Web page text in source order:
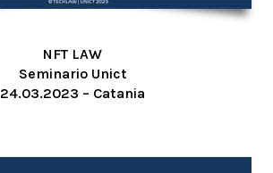
NFT LAW
Seminario Unict
24.03.2023 – Catania